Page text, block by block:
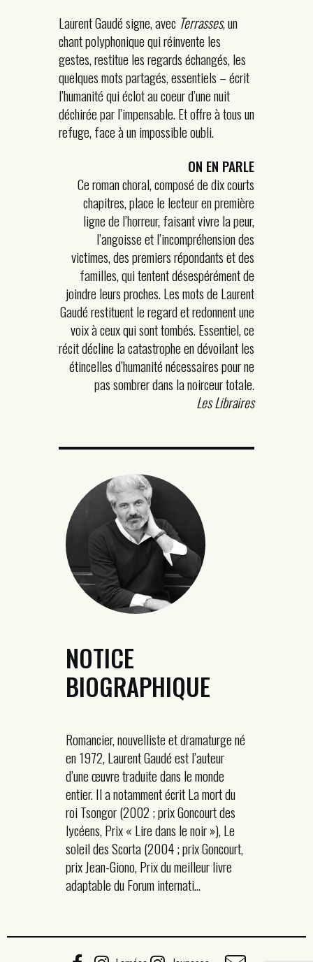
Laurent Gaudé signe, avec Terrasses, un
chant polyphonique qui réinvente les
gestes, restitue les regards échangés, les
quelques mots partagés, essentiels – écrit
l’humanité qui éclot au coeur d’une nuit
déchirée par l’impensable. Et offre à tous un
refuge, face à un impossible oubli.
ON EN PARLE
Ce roman choral, composé de dix courts
chapitres, place le lecteur en première
ligne de l’horreur, faisant vivre la peur,
l’angoisse et l’incompréhension des
victimes, des premiers répondants et des
familles, qui tentent désespérément de
joindre leurs proches. Les mots de Laurent
Gaudé restituent le regard et redonnent une
voix à ceux qui sont tombés. Essentiel, ce
récit décline la catastrophe en dévoilant les
étincelles d’humanité nécessaires pour ne
pas sombrer dans la noirceur totale.
Les Libraires
NOTICE
BIOGRAPHIQUE
Romancier, nouvelliste et dramaturge né
en 1972, Laurent Gaudé est l’auteur
d’une œuvre traduite dans le monde
entier. Il a notamment écrit La mort du
roi Tsongor (2002 ; prix Goncourt des
lycéens, Prix « Lire dans le noir »), Le
soleil des Scorta (2004 ; prix Goncourt,
prix Jean-Giono, Prix du meilleur livre
adaptable du Forum internati...